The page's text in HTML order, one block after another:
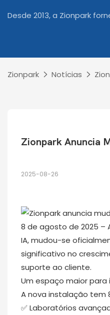
Desde 2013, a Zionpark
Zionpark Notícias
Zionpark Anuncia
2025-08-26
8 de agosto de 2025 –
IA, mudou-se
significativo no
suporte ao cliente.
Um espaço maior para
A nova instalação tem
✅ Laboratórios